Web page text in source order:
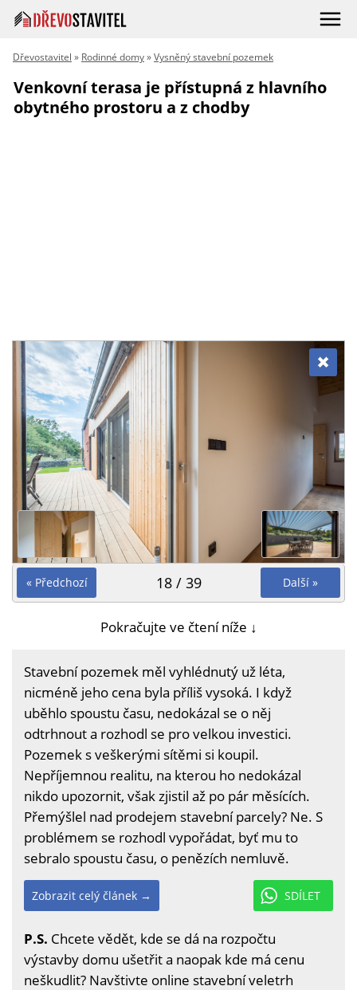
Dřevostavitel » Rodinné domy»Vysněný stavební pozemek
Venkovní terasa je přístupná z hlavního
obytného prostoru a z chodby
« Předchozí Další »
18 / 39
Pokračujte ve čtení níže ↓
Stavební pozemek měl vyhlédnutý už léta,
nicméně jeho cena byla příliš vysoká. I když
uběhlo spoustu času, nedokázal se o něj
odtrhnout a rozhodl se pro velkou investici.
Pozemek s veškerými sítěmi si koupil.
Nepříjemnou realitu, na kterou ho nedokázal
nikdo upozornit, však zjistil až po pár měsících.
Přemýšlel nad prodejem stavební parcely? Ne. S
problémem se rozhodl vypořádat, byť mu to
sebralo spoustu času, o penězích nemluvě.
SDÍLET
Zobrazit celý článek →
P.S. Chcete vědět, kde se dá na rozpočtu
výstavby domu ušetřit a naopak kde má cenu
neškudlit? Navštivte online stavební veletrh